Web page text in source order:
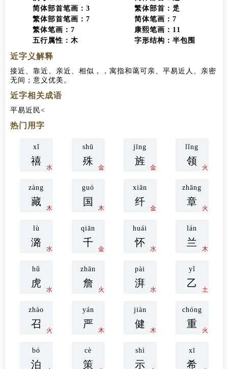
简体部首笔画：3
繁体部首笔画：7
繁体笔画：7
五行属性：木
繁体部首：辵
简体笔画：7
康熙笔画：11
字形结构：半包围
近字义解释
接近、靠近、亲近、相似，，寓指和蔼可亲、平易近人、亲密
无间；意义优美。
近字相关成语
平易近民
热门用字
xǐ
禧
水
shū
殊
金
jīng
旌
金
lǐng
领
火
zàng
藏
木
guó
国
木
xiān
纤
金
zhāng
章
火
lù
潞
水
qiān
千
金
huái
怀
水
lán
兰
木
hǔ
虎
水
zhān
詹
火
pài
湃
水
yǐ
乙
土
zhào
召
火
yán
严
木
jiàn
健
木
chóng
重
火
bó
泊
cè
策
shì
示
xī
希